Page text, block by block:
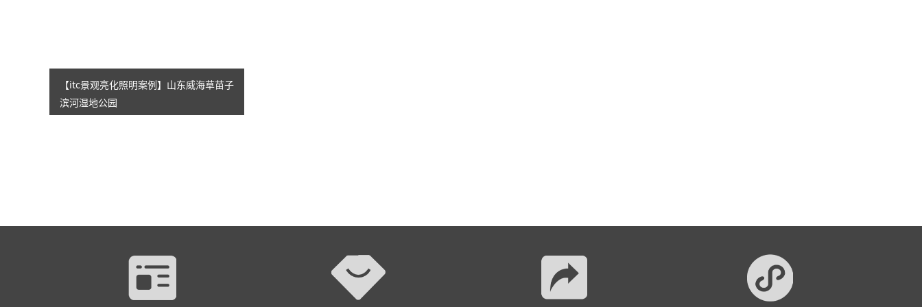
【itc景观亮化照明案例】山东威海草苗子
滨河湿地公园